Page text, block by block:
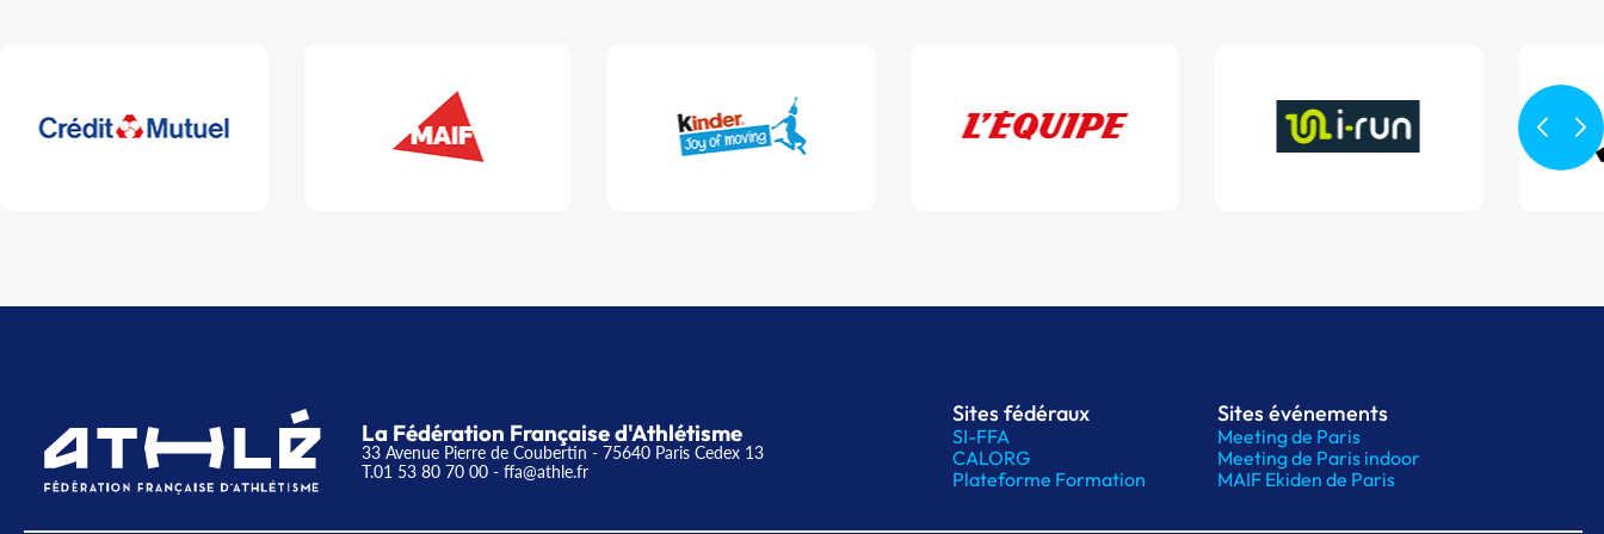
La Fédération Française d'Athlétisme
33 Avenue Pierre de Coubertin - 75640 Paris Cedex 13
T.01 53 80 70 00 - ffa@athle.fr
Sites fédéraux
SI-FFA
CALORG
Plateforme Formation
Sites événements
Meeting de Paris
Meeting de Paris indoor
MAIF Ekiden de Paris